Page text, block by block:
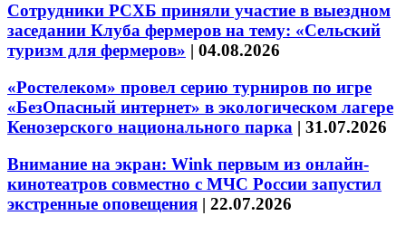
Сотрудники РСХБ приняли участие в выездном
заседании Клуба фермеров на тему: «Сельский
туризм для фермеров» | 04.08.2026
«Ростелеком» провел серию турниров по игре
«БезОпасный интернет» в экологическом лагере
Кенозерского национального парка | 31.07.2026
Внимание на экран: Wink первым из онлайн-
кинотеатров совместно с МЧС России запустил
экстренные оповещения | 22.07.2026